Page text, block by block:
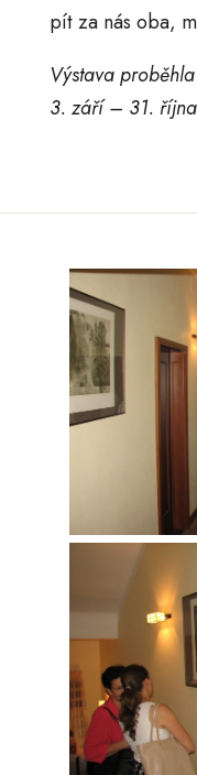
pít za nás oba,
Výstava
3. září – 31.